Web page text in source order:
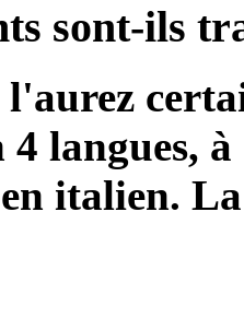
sont-ils
l'aurez
4 langues,
italien.